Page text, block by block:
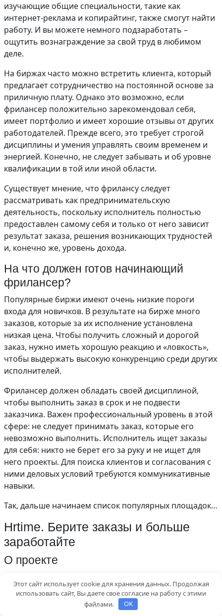
изучающие общие специальности, такие как
интернет-реклама и копирайтинг, также смогут найти
работу. И вы можете немного подзаработать –
ощутить вознаграждение за свой труд в любимом
деле.
На биржах часто можно встретить клиента, который
предлагает сотрудничество на постоянной основе за
приличную плату. Однако это возможно, если
фрилансер положительно зарекомендовал себя,
имеет портфолио и имеет хорошие отзывы от других
работодателей. Прежде всего, это требует строгой
дисциплины и умения управлять своим временем и
энергией. Конечно, не следует забывать и об уровне
квалификации в той или иной области.
Существует мнение, что фрилансу следует
рассматривать как предпринимательскую
деятельность, поскольку исполнитель полностью
предоставлен самому себя и только от него зависит
результат заказа, решения возникающих трудностей
и, конечно же, уровень дохода.
На что должен готов начинающий
фрилансер?
Популярные биржи имеют очень низкие пороги
входа для новичков. В результате на бирже много
заказов, которые за их исполнение установлена
низкая цена. Чтобы получить сложный и дорогой
заказ, нужно иметь хорошую реакцию и «ловкость»,
чтобы выдержать высокую конкуренцию среди других
исполнителей.
Фрилансер должен обладать своей дисциплиной,
чтобы выполнить заказ в срок и не подвести
заказчика. Важен профессиональный уровень в этой
сфере: не следует принимать заказ, которые его
невозможно выполнить. Исполнитель ищет заказы
для себя: никто не берет его за руку и не ищет для
него проекты. Для поиска клиентов и согласования с
ними деловых условий требуются коммуникативные
навыки.
Так, дальше начинаем список популярных площадок…
Hrtime. Берите заказы и больше
заработайте
О проекте
Крупнейшаяпрофессиональная площадка(агрегатор)
в России, где помогает исполнителям и заказчикам в
сфере HR-услуг удобно находить друг друга.
Этот сайт использует cookie для хранения данных. Продолжая
использовать сайт, Вы даете свое согласие на работу с этими
файлами.
OK